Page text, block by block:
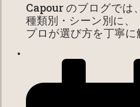
Capour のブログでは
種類別・シーン別に、
プロが選び方を丁寧に